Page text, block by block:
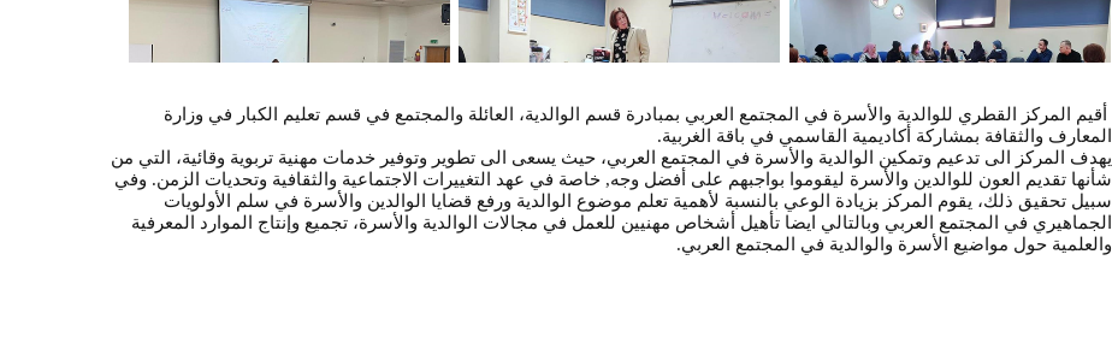
أقيم المركز القطري للوالدية والأسرة في المجتمع العربي بمبادرة قسم الوالدية، العائلة والمجتمع في قسم تعليم الكبار في وزارة
المعارف والثقافة بمشاركة أكاديمية القاسمي في باقة الغربية.
يهدف المركز الى تدعيم وتمكين الوالدية والأسرة في المجتمع العربي، حيث يسعى الى تطوير وتوفير خدمات مهنية تربوية وقائية، التي من
شأنها تقديم العون للوالدين والأسرة ليقوموا بواجبهم على أفضل وجه, خاصة في عهد التغييرات الاجتماعية والثقافية وتحديات الزمن. وفي
سبيل تحقيق ذلك، يقوم المركز بزيادة الوعي بالنسبة لأهمية تعلم موضوع الوالدية ورفع قضايا الوالدين والأسرة في سلم الأولويات
الجماهيري في المجتمع العربي وبالتالي ايضا تأهيل أشخاص مهنيين للعمل في مجالات الوالدية والأسرة، تجميع وإنتاج الموارد المعرفية
والعلمية حول مواضيع الأسرة والوالدية في المجتمع العربي.